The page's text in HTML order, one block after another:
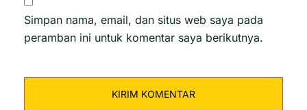
Simpan nama, email, dan situs web saya pada
peramban ini untuk komentar saya berikutnya.